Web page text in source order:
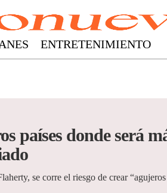
ENTRETENIMIENTO
países donde será
se corre el riesgo de crear